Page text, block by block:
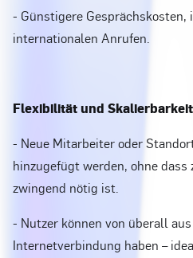
- Günstigere Gesprächskosten,
internationalen Anrufen.
Flexibilität und
- Neue Mitarbeiter oder
hinzugefügt werden, ohne
zwingend nötig ist.
- Nutzer können von überall
Internetverbindung haben –